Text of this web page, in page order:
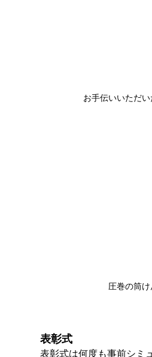
お手伝いいただ
圧巻の筒
表彰式
表彰式は何度も事前シミ